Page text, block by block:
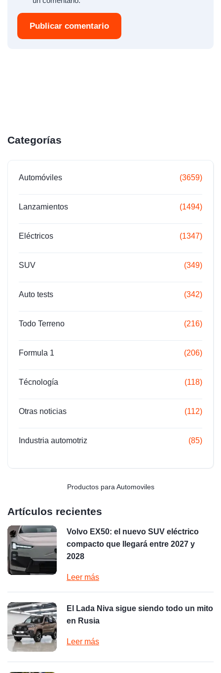
Publicar comentario
Categorías
Automóviles (3659)
Lanzamientos (1494)
Eléctricos (1347)
SUV (349)
Auto tests (342)
Todo Terreno (216)
Formula 1 (206)
Técnología (118)
Otras noticias (112)
Industria automotriz (85)
Productos para Automoviles
Artículos recientes
Volvo EX50: el nuevo SUV eléctrico
compacto que llegará entre 2027 y
2028
Leer más
El Lada Niva sigue siendo todo un mito
en Rusia
Leer más